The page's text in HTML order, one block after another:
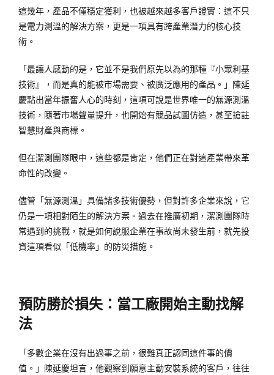
這幾年，產品不僅穩定獲利，也被越來越多客戶證實：這不只
是電力測溫的解決方案，更是一項具有跨產業潛力的核心技
術。
「最讓人感動的是，它並不是我們原先以為的那種『小眾利基
技術』，而是真的能被市場需要、被廣泛應用的產品。」陳延
慶點出當年振奮人心的時刻，這項可說是世界唯一的無源測溫
技術，隨著市場聲量提升，也開始有競品試圖仿造，甚至搶註
智慧財產與商標。
但在潔測團隊眼中，這些都是肯定，他們正在對這產業帶來革
命性的改變。
儘管「無源測溫」具備諸多技術優勢，但對許多企業來說，它
仍是一項相對陌生的解決方案。過去在推廣初期，潔測團隊時
常遇到的挑戰，就是如何說服企業在事故尚未發生前，就先投
資這項看似「低機率」的防災措施。
預防勝於損失：當工廠開始主動找解
法
「多數企業在沒有出過事之前，很難真正認同這件事的價
值。」陳延慶坦言，他觀察到願意主動安裝系統的客戶，往往